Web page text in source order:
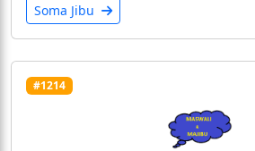
Soma Jibu
#1214